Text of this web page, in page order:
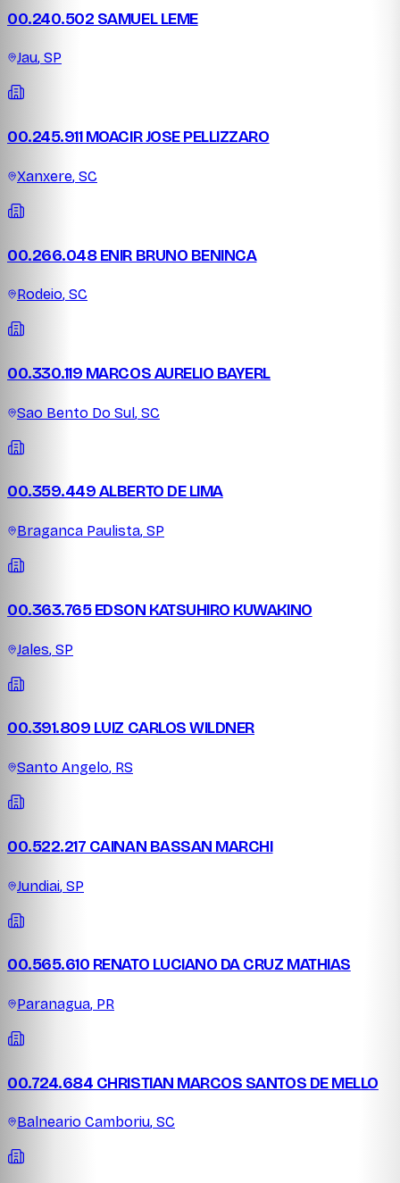
00.240.502 SAMUEL LEME
Jau, SP
00.245.911 MOACIR JOSE PELLIZZARO
Xanxere, SC
00.266.048 ENIR BRUNO BENINCA
Rodeio, SC
00.330.119 MARCOS AURELIO BAYERL
Sao Bento Do Sul, SC
00.359.449 ALBERTO DE LIMA
Braganca Paulista, SP
00.363.765 EDSON KATSUHIRO KUWAKINO
Jales, SP
00.391.809 LUIZ CARLOS WILDNER
Santo Angelo, RS
00.522.217 CAINAN BASSAN MARCHI
Jundiai, SP
00.565.610 RENATO LUCIANO DA CRUZ MATHIAS
Paranagua, PR
00.724.684 CHRISTIAN MARCOS SANTOS DE MELLO
Balneario Camboriu, SC